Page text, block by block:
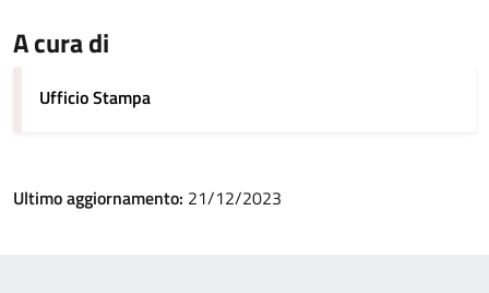
A cura di
Ufficio Stampa
Ultimo aggiornamento: 21/12/2023